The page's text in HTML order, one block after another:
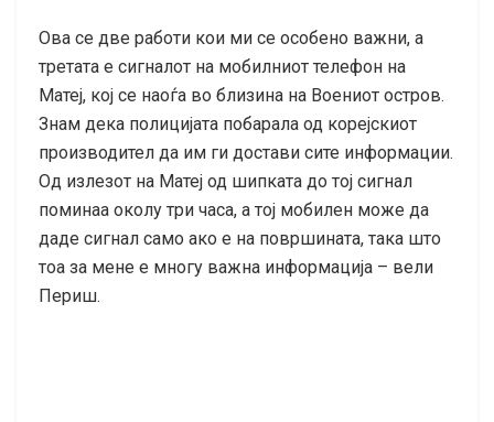
Ова се две работи кои ми се особено важни, а
третата е сигналот на мобилниот телефон на
Матеј, кој се наоѓа во близина на Воениот остров.
Знам дека полицијата побарала од корејскиот
производител да им ги достави сите информации.
Од излезот на Матеј од шипката до тој сигнал
поминаа околу три часа, а тој мобилен може да
даде сигнал само ако е на површината, така што
тоа за мене е многу важна информација – вели
Периш.